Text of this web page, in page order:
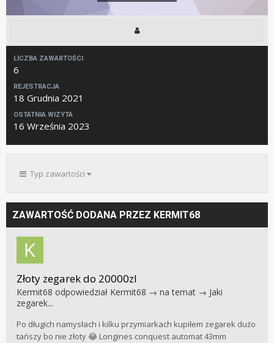
LICZBA ZAWARTOŚCI
6
REJESTRACJA
18 Grudnia 2021
OSTATNIA WIZYTA
16 Września 2023
Typ zawartości
ZAWARTOŚĆ DODANA PRZEZ KERMIT68
Złoty zegarek do 20000zl
Kermit68 odpowiedział Kermit68 → na temat → Jaki
zegarek...
Po długich namysłach i kilku przymiarkach kupiłem zegarek dużo
tańszy bo nie złoty 😂 Longines conquest automat 43mm